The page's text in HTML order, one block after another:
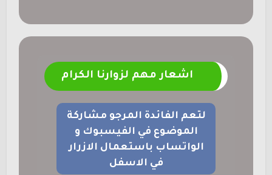
اشعار مهم لزوارنا الكرام
لتعم الفائدة المرجو مشاركة
الموضوع في الفيسبوك و
الواتساب باستعمال الازرار
في الاسفل